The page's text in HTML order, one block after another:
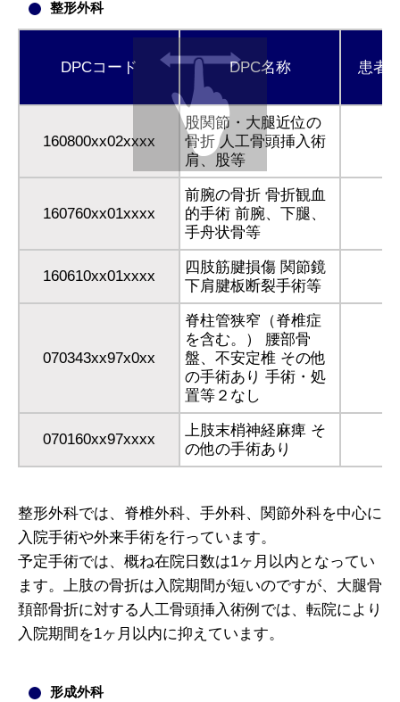
整形外科
DPCコード DPC名称 患者
160800xx02xxxx
股関節・大腿近位の
骨折 人工骨頭挿入術
肩、股等
160760xx01xxxx
前腕の骨折 骨折観血
的手術 前腕、下腿、
手舟状骨等
160610xx01xxxx
四肢筋腱損傷 関節鏡
下肩腱板断裂手術等
070343xx97x0xx
脊柱管狭窄（脊椎症
を含む。） 腰部骨
盤、不安定椎 その他
の手術あり 手術・処
置等２なし
070160xx97xxxx
上肢末梢神経麻痺 そ
の他の手術あり
整形外科では、脊椎外科、手外科、関節外科を中心に
入院手術や外来手術を行っています。
予定手術では、概ね在院日数は1ヶ月以内となってい
ます。上肢の骨折は入院期間が短いのですが、大腿骨
頚部骨折に対する人工骨頭挿入術例では、転院により
入院期間を1ヶ月以内に抑えています。
形成外科